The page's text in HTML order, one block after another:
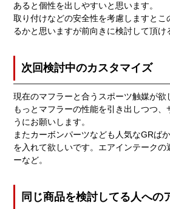
あると個性を出しやすいと思います。
取り付けなどの安全性を考慮しますとこ
るかと思いますが前向きに検討して頂け
次回検討中のカスタマイズ
現在のマフラーと合うスポーツ触媒が欲
もっとマフラーの性能を引き出しつつ、
うにお願いします。
またカーボンパーツなども人気なGRば
を入れて欲しいです。エアインテーク
ーなど。
同じ商品を検討してる人への